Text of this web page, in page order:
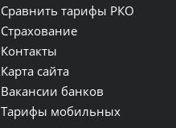
Сравнить тарифы РКО
Страхование
Контакты
Карта сайта
Вакансии банков
Тарифы мобильных